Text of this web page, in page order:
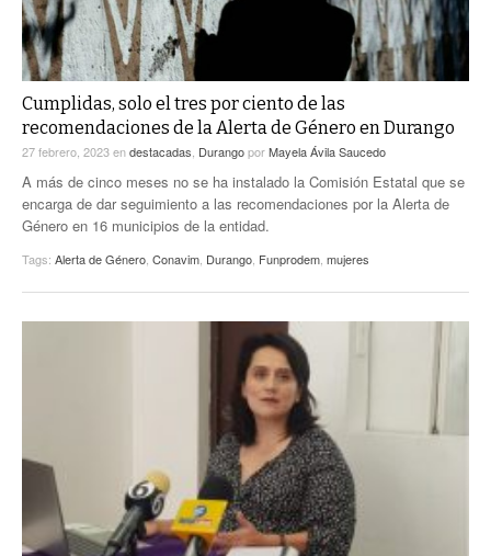
TRAYECTO LAGUNA
A MEDIA MAÑANA
A TODA LEY
TWEETS AND BEATS
LA MEJOR 97.1 ESTÉREO GALLITO
ACTUALIDADES GREM
PULSO
Cumplidas, solo el tres por ciento de las
recomendaciones de la Alerta de Género en Durango
27 febrero, 2023endestacadas DurangoporMayela Ávila Saucedo
A más de cinco meses no se ha instalado la Comisión Estatal que se
encarga de dar seguimiento a las recomendaciones por la Alerta de
Género en 16 municipios de la entidad.
Tags: Alerta de Género Conavim Durango Funprodem mujeres